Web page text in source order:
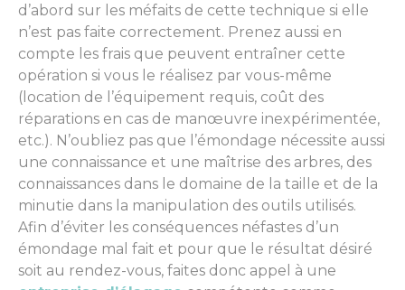
d’abord sur les méfaits de cette technique si elle
n’est pas faite correctement. Prenez aussi en
compte les frais que peuvent entraîner cette
opération si vous le réalisez par vous-même
(location de l’équipement requis, coût des
réparations en cas de manœuvre inexpérimentée,
etc.). N’oubliez pas que l’émondage nécessite aussi
une connaissance et une maîtrise des arbres, des
connaissances dans le domaine de la taille et de la
minutie dans la manipulation des outils utilisés.
Afin d’éviter les conséquences néfastes d’un
émondage mal fait et pour que le résultat désiré
soit au rendez-vous, faites donc appel à une